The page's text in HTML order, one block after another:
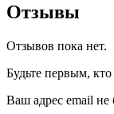
Отзывы
Отзывов пока нет.
Будьте первым,
Ваш адрес email не